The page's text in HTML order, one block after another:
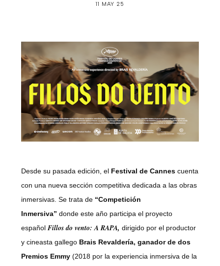
11 MAY 25
Desde su pasada edición, el Festival de Cannes cuenta
con una nueva sección competitiva dedicada a las obras
inmersivas. Se trata de “Competición
Inmersiva” donde este año participa el proyecto
español Fillos do vento: A RAPA, dirigido por el productor
y cineasta gallego Brais Revaldería, ganador de dos
Premios Emmy (2018 por la experiencia inmersiva de la